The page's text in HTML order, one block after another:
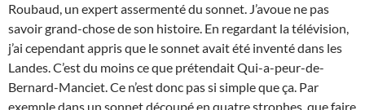
Roubaud, un expert assermenté du sonnet. J’avoue ne pas
savoir grand-chose de son histoire. En regardant la télévision,
j’ai cependant appris que le sonnet avait été inventé dans les
Landes. C’est du moins ce que prétendait Qui-a-peur-de-
Bernard-Manciet. Ce n’est donc pas si simple que ça. Par
exemple dans un sonnet découpé en quatre strophes, que faire